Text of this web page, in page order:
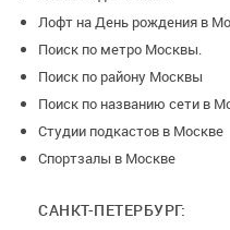
Лофт на День рождения в
Поиск по метро Москвы.
Поиск по району Москвы
Поиск по названию сети в
Студии подкастов в Москве
Спортзалы в Москве
САНКТ-ПЕТЕРБУРГ: